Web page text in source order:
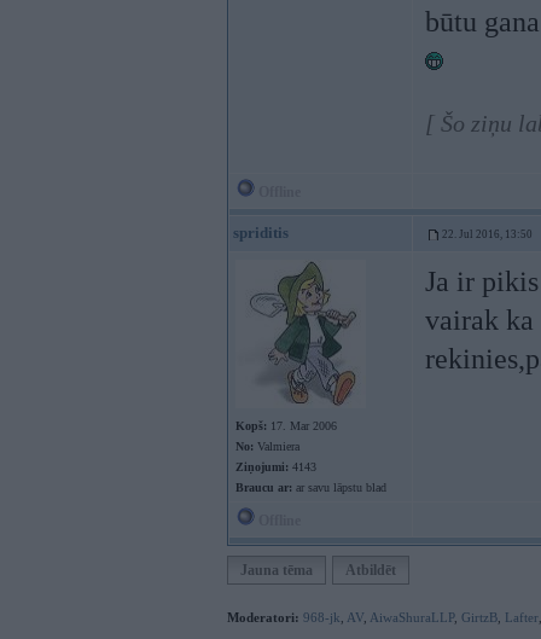
būtu
[ Šo ziņu
spriditis 22. Jul 2016, 13:50
Kopš: 17. Mar 2006
No: Valmiera
Ziņojumi: 4143
Braucu ar: ar savu lāpstu blad
Ja ir
vairak ka
Jauna tēma Atbildēt
Moderatori: 968-jk AV AiwaShuraLLP, GirtzB Lafter